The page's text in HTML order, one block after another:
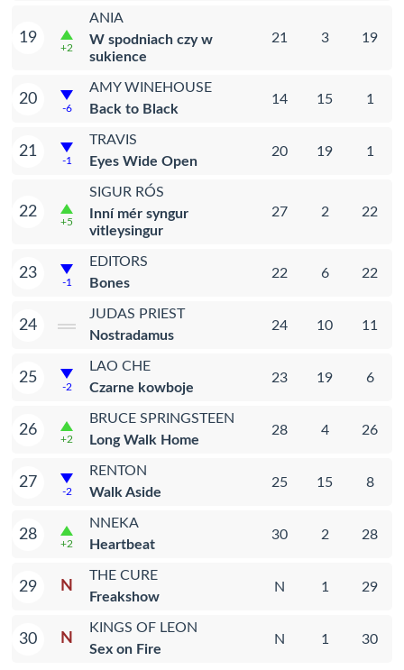
19
+2
ANIA
W spodniach czy w
sukience
21 3 19
20
-6
AMY WINEHOUSE
Back to Black
14 15 1
21
-1
TRAVIS
Eyes Wide Open
20 19 1
22
+5
SIGUR RÓS
Inní mér syngur
vitleysingur
27 2 22
23
-1
EDITORS
Bones
22 6 22
24
JUDAS PRIEST
Nostradamus
24 10 11
25
-2
LAO CHE
Czarne kowboje
23 19 6
26
+2
BRUCE SPRINGSTEEN
Long Walk Home
28 4 26
27
-2
RENTON
Walk Aside
25 15 8
28
+2
NNEKA
Heartbeat
30 2 28
29 N
THE CURE
Freakshow
N 1 29
30 N
KINGS OF LEON
Sex on Fire
N 1 30